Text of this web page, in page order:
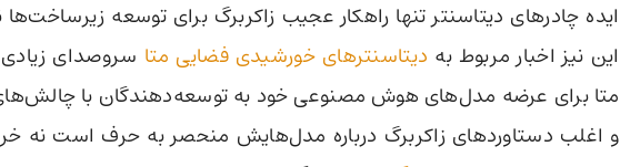
ایده چادرهای دیتاسنتر تنها راهکار عجیب زاکربرگ برای توسعه
این نیز اخبار مربوط به دیتاسنترهای خورشیدی فضایی متا سروصدای زیادی
متا برای عرضه مدل‌های هوش مصنوعی خود به توسعه‌دهندگان با
و اغلب دستاوردهای زاکربرگ درباره مدل‌هایش منحصر به حرف است نه